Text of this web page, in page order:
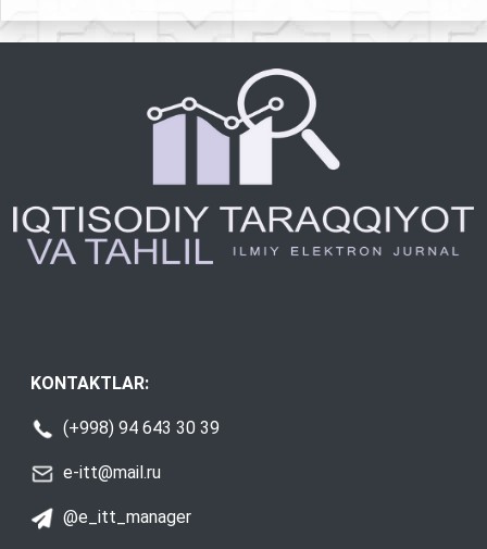
KONTAKTLAR:
(+998) 94 643 30 39
e-itt@mail.ru
@e_itt_manager